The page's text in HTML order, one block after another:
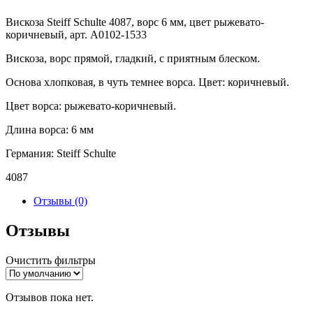
Вискоза Steiff Schulte 4087, ворс 6 мм, цвет рыжевато-
коричневый, арт. А0102-1533
Вискоза, ворс прямой, гладкий, с приятным блеском.
Основа хлопковая, в чуть темнее ворса. Цвет: коричневый.
Цвет ворса: рыжевато-коричневый.
Длина ворса: 6 мм
Германия: Steiff Schulte
4087
Отзывы (0)
Отзывы
Очистить фильтры
Отзывов пока нет.